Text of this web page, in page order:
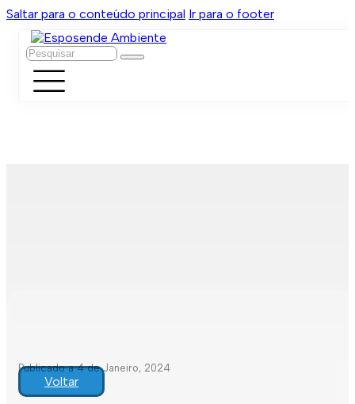
Saltar para o conteúdo principal Ir para o footer
Pesquisar
Publicado a 4 de Janeiro, 2024
Voltar